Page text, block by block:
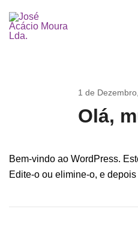
para
1 de
Olá,
Bem-vindo ao WordPress.
Edite-o ou elimine-o, e